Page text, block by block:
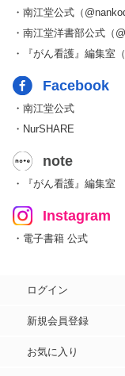
・南江堂公式（
・南江堂洋書部公式（
・『がん看護』編集室
Facebook
・南江堂公式
・NurSHARE
note
・『がん看護』編集室
Instagram
・電子書籍 公式
ログイン
新規会員登録
お気に入り